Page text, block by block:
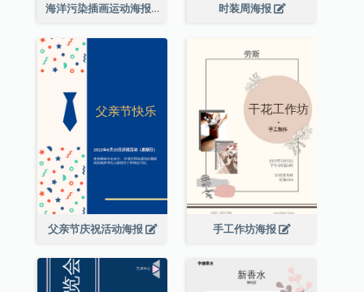
海洋污染插画运动海报 时装周海报
父亲节庆祝活动海报 手工作坊海报